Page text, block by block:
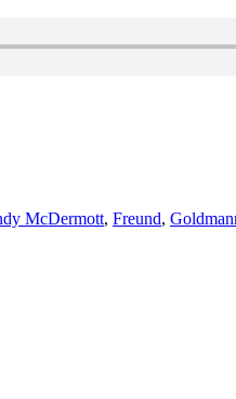
McDermott, Freund,